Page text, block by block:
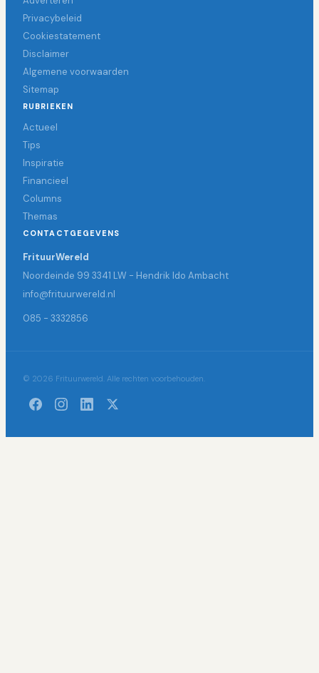
Privacybeleid
Cookiestatement
Disclaimer
Algemene voorwaarden
Sitemap
RUBRIEKEN
Actueel
Tips
Inspiratie
Financieel
Columns
Themas
CONTACTGEGEVENS
FrituurWereld
Noordeinde 99 3341 LW - Hendrik Ido Ambacht
info@frituurwereld.nl
085 - 3332856
© 2026 Frituurwereld. Alle rechten voorbehouden.